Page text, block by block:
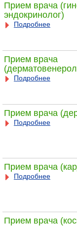
Прием врача
эндокринолог)
Подробнее
Прием врача
Подробнее
Прием врача
Подробнее
Прием врача
Подробнее
Прием врача